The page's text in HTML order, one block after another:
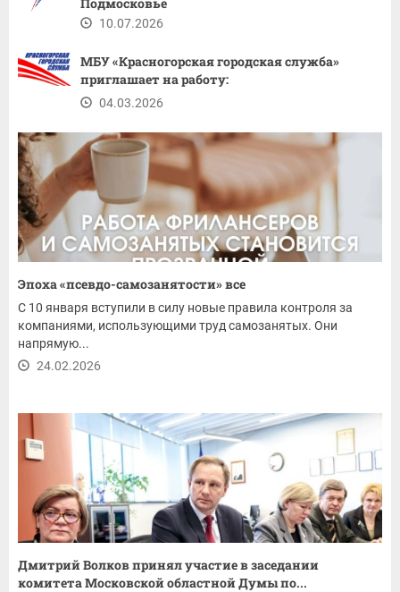
10.07.2026
МБУ «Красногорская городская служба»
приглашает на работу:
04.03.2026
Эпоха «псевдо-самозанятости» все
С 10 января вступили в силу новые правила контроля за
компаниями, использующими труд самозанятых. Они
напрямую...
24.02.2026
Дмитрий Волков принял участие в заседании
комитета Московской областной Думы по...